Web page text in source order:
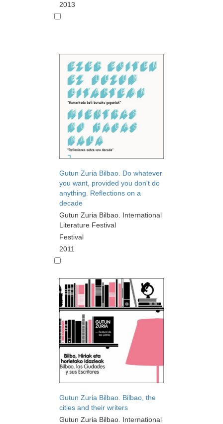
2013
Gutun Zuria Bilbao. Do whatever
you want, provided you don't do
anything. Reflections on a
decade
Gutun Zuria Bilbao. International
Literature Festival
Festival
2011
Gutun Zuria Bilbao. Bilbao, the
cities and their writers
Gutun Zuria Bilbao. International